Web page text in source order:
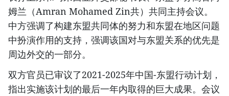
姆兰（Amran Mohamed Zin共）共同主持会议。
中方强调了构建东盟共同体的努力和东盟在地区问题
中扮演作用的支持，强调该国对与东盟关系的优先是
周边外交的一部分。
双方官员已审议了2021-2025年中国-东盟行动计划，
指出实施该计划的最后一年内取得的巨大成果。会议